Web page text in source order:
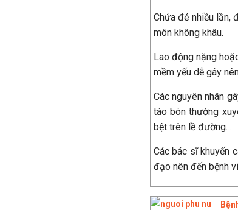
Chửa đẻ nhiều lần,
môn không khâu.
Lao động nặng
mềm yếu dễ gây
Các nguyên nhân
táo bón thường
bệt trên lề đường…
Các bác sĩ khuyến
đạo nên đến bệnh